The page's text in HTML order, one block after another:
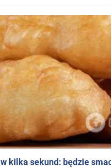
kilka sekund: będzie